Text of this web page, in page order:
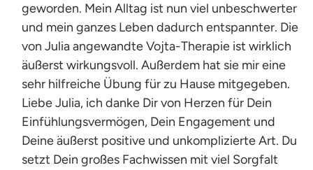
geworden. Mein Alltag ist nun viel unbeschwerter
und mein ganzes Leben dadurch entspannter. Die
von Julia angewandte Vojta-Therapie ist wirklich
äußerst wirkungsvoll. Außerdem hat sie mir eine
sehr hilfreiche Übung für zu Hause mitgegeben.
Liebe Julia, ich danke Dir von Herzen für Dein
Einfühlungsvermögen, Dein Engagement und
Deine äußerst positive und unkomplizierte Art. Du
setzt Dein großes Fachwissen mit viel Sorgfalt